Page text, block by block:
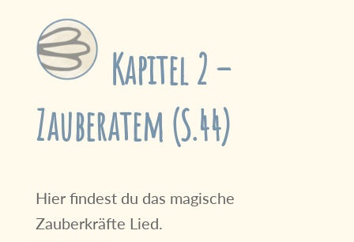
Kapitel 2 –
Zauberatem (S.44)
Hier findest du das magische
Zauberkräfte Lied.